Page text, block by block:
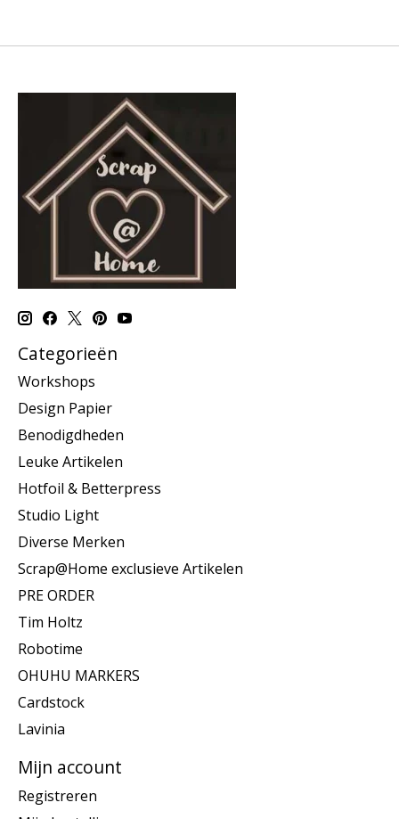
Categorieën
Workshops
Design Papier
Benodigdheden
Leuke Artikelen
Hotfoil & Betterpress
Studio Light
Diverse Merken
Scrap@Home exclusieve Artikelen
PRE ORDER
Tim Holtz
Robotime
OHUHU MARKERS
Cardstock
Lavinia
Mijn account
Registreren